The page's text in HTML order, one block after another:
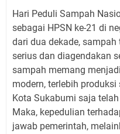
Hari Peduli Sampah
sebagai HPSN ke-21 di
dari dua dekade,
serius dan diagendakan
sampah memang
modern, terlebih
Kota Sukabumi saja
Maka, kepedulian
jawab pemerintah,